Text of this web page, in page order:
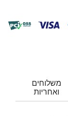
משלוחים
ואחריות